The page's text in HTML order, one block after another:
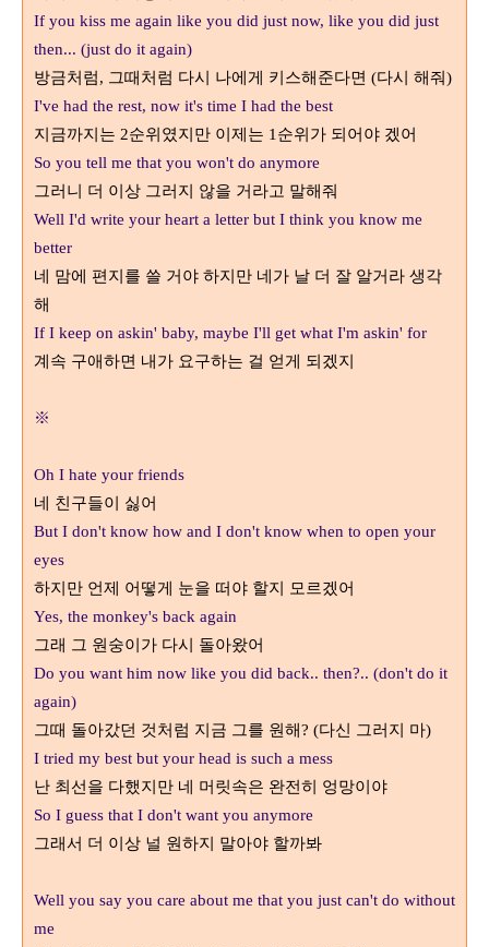
If you kiss me again like you did just now, like you did just
then... (just do it again)
방금처럼, 그때처럼 다시 나에게 키스해준다면 (다시 해줘)
I've had the rest, now it's time I had the best
지금까지는 2순위였지만 이제는 1순위가 되어야 겠어
So you tell me that you won't do anymore
그러니 더 이상 그러지 않을 거라고 말해줘
Well I'd write your heart a letter but I think you know me
better
네 맘에 편지를 쓸 거야 하지만 네가 날 더 잘 알거라 생각
해
If I keep on askin' baby, maybe I'll get what I'm askin' for
계속 구애하면 내가 요구하는 걸 얻게 되겠지
※
Oh I hate your friends
네 친구들이 싫어
But I don't know how and I don't know when to open your
eyes
하지만 언제 어떻게 눈을 떠야 할지 모르겠어
Yes, the monkey's back again
그래 그 원숭이가 다시 돌아왔어
Do you want him now like you did back.. then?.. (don't do it
again)
그때 돌아갔던 것처럼 지금 그를 원해? (다신 그러지 마)
I tried my best but your head is such a mess
난 최선을 다했지만 네 머릿속은 완전히 엉망이야
So I guess that I don't want you anymore
그래서 더 이상 널 원하지 말아야 할까봐
Well you say you care about me that you just can't do without
me